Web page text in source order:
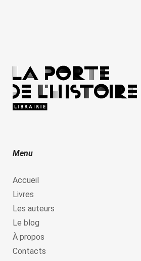
Menu
Accueil
Livres
Les auteurs
Le blog
À propos
Contacts